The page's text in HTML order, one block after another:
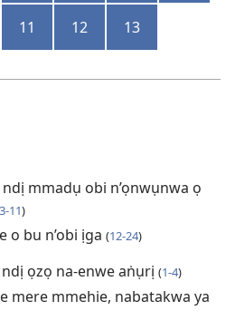
11 12 13
mmadụ obi n’ọnwụnwa ọ
11)
o bu n’obi ịga (12-24)
ọzọ na-enwe aṅụrị (1-4)
mere mmehie, nabatakwa ya